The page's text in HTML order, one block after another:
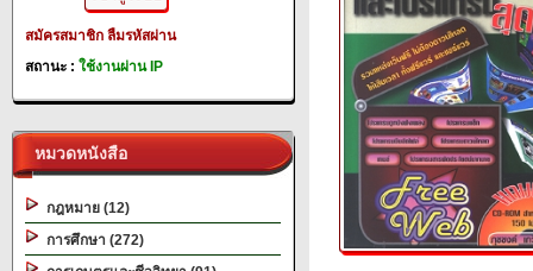
สมัครสมาชิก ลืมรหัสผ่าน
สถานะ : ใช้งานผ่าน IP
หมวดหนังสือ
กฎหมาย (12)
การศึกษา (272)